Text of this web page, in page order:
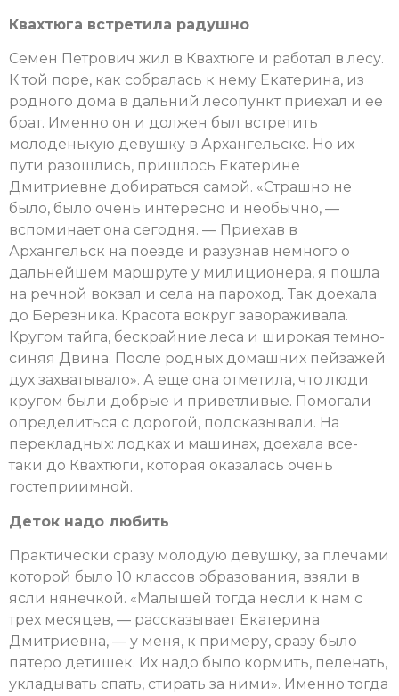
Квахтюга встретила радушно
Семен Петрович жил в Квахтюге и работал в лесу.
К той поре, как собралась к нему Екатерина, из
родного дома в дальний лесопункт приехал и ее
брат. Именно он и должен был встретить
молоденькую девушку в Архангельске. Но их
пути разошлись, пришлось Екатерине
Дмитриевне добираться самой. «Страшно не
было, было очень интересно и необычно, —
вспоминает она сегодня. — Приехав в
Архангельск на поезде и разузнав немного о
дальнейшем маршруте у милиционера, я пошла
на речной вокзал и села на пароход. Так доехала
до Березника. Красота вокруг завораживала.
Кругом тайга, бескрайние леса и широкая темно-
синяя Двина. После родных домашних пейзажей
дух захватывало». А еще она отметила, что люди
кругом были добрые и приветливые. Помогали
определиться с дорогой, подсказывали. На
перекладных: лодках и машинах, доехала все-
таки до Квахтюги, которая оказалась очень
гостеприимной.
Деток надо любить
Практически сразу молодую девушку, за плечами
которой было 10 классов образования, взяли в
ясли нянечкой. «Малышей тогда несли к нам с
трех месяцев, — рассказывает Екатерина
Дмитриевна, — у меня, к примеру, сразу было
пятеро детишек. Их надо было кормить, пеленать,
укладывать спать, стирать за ними». Именно тогда